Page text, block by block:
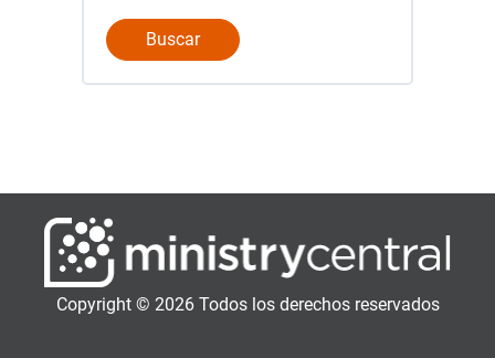
Copyright © 2026 Todos los derechos reservados